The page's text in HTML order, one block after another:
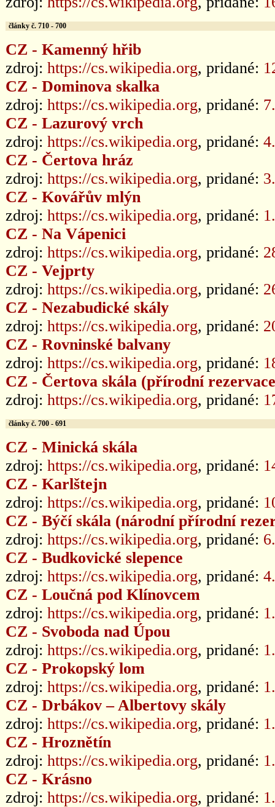
články č. 710 - 700
CZ - Kamenný hřib
zdroj: https://cs.wikipedia.org, pridané:
CZ - Dominova skalka
zdroj: https://cs.wikipedia.org, pridané:
CZ - Lazurový vrch
zdroj: https://cs.wikipedia.org, pridané:
CZ - Čertova hráz
zdroj: https://cs.wikipedia.org, pridané:
CZ - Kovářův mlýn
zdroj: https://cs.wikipedia.org, pridané:
CZ - Na Vápenici
zdroj: https://cs.wikipedia.org, pridané:
CZ - Vejprty
zdroj: https://cs.wikipedia.org, pridané:
CZ - Nezabudické skály
zdroj: https://cs.wikipedia.org, pridané:
CZ - Rovninské balvany
zdroj: https://cs.wikipedia.org, pridané:
CZ - Čertova skála (přírodní
zdroj: https://cs.wikipedia.org, pridané:
články č. 700 - 691
CZ - Minická skála
zdroj: https://cs.wikipedia.org, pridané:
CZ - Karlštejn
zdroj: https://cs.wikipedia.org, pridané:
CZ - Býčí skála (národní přírodní
zdroj: https://cs.wikipedia.org, pridané:
CZ - Budkovické slepence
zdroj: https://cs.wikipedia.org, pridané:
CZ - Loučná pod Klínovcem
zdroj: https://cs.wikipedia.org, pridané:
CZ - Svoboda nad Úpou
zdroj: https://cs.wikipedia.org, pridané:
CZ - Prokopský lom
zdroj: https://cs.wikipedia.org, pridané:
CZ - Drbákov – Albertovy skály
zdroj: https://cs.wikipedia.org, pridané:
CZ - Hroznětín
zdroj: https://cs.wikipedia.org, pridané:
CZ - Krásno
zdroj: https://cs.wikipedia.org, pridané: